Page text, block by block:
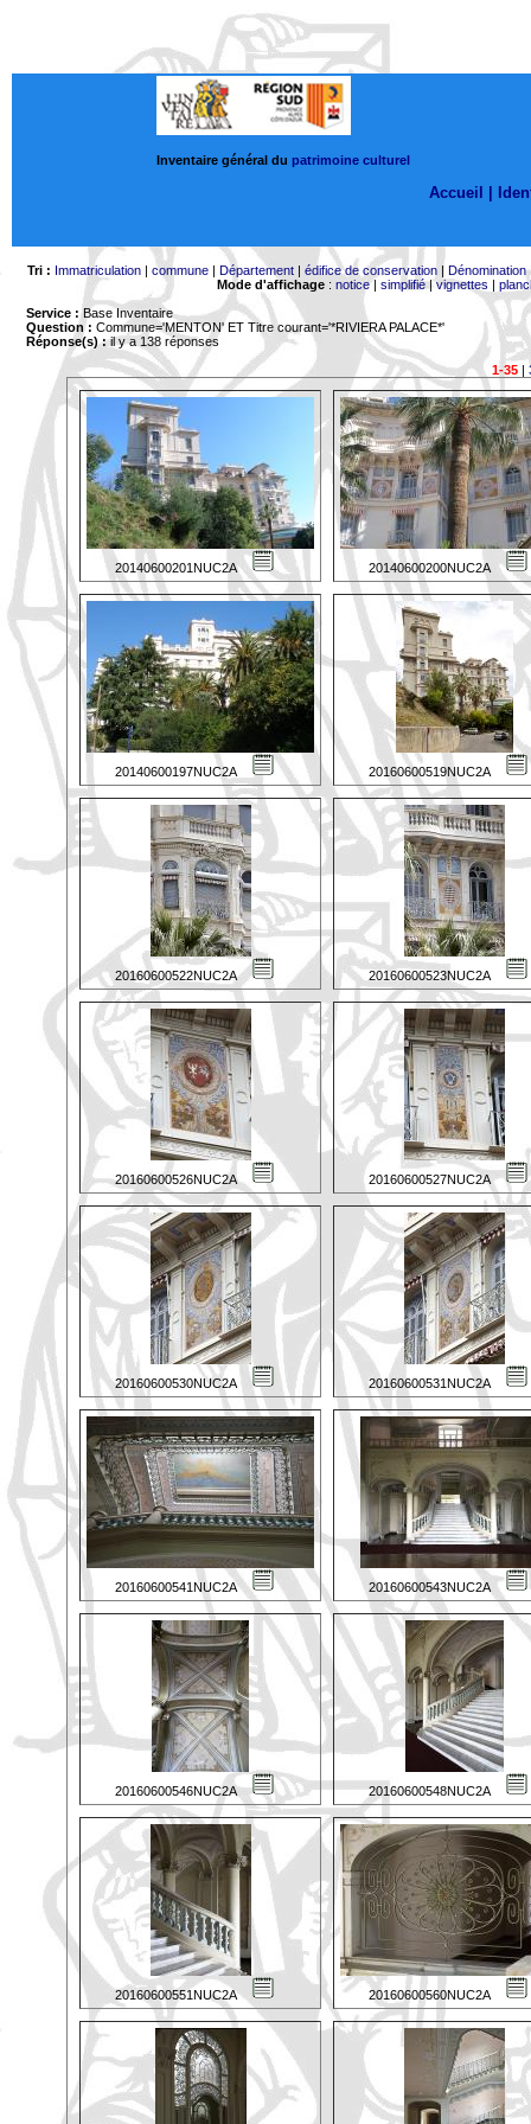
Inventaire général du patrimoine culturel
Accueil |
Tri : Immatriculation| commune| Département| édifice de conservation| Dénomination
Mode d'affichage: notice| simplifié|vignettes |
Service : Base Inventaire
Question : Commune='MENTON' ET Titre courant='*RIVIERA PALACE*'
Réponse(s) :il y a 138 réponses
1-35|
20140600201NUC2A 20140600200NUC2A
20140600197NUC2A 20160600519NUC2A
20160600522NUC2A 20160600523NUC2A
20160600526NUC2A 20160600527NUC2A
20160600530NUC2A 20160600531NUC2A
20160600541NUC2A 20160600543NUC2A
20160600546NUC2A 20160600548NUC2A
20160600551NUC2A 20160600560NUC2A